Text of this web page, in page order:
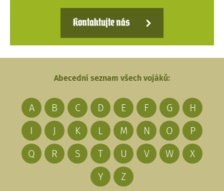
Kontaktujte nás
Abecední seznam všech vojáků:
A B C D E F G
H
I
J K L M N O
P
Q
R S T U V W
X
Y
Z